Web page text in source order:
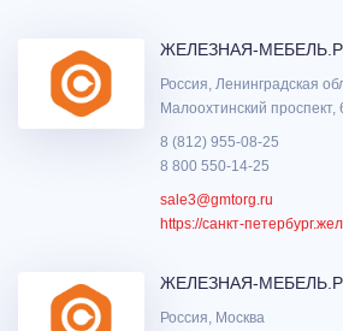
ЖЕЛЕЗНАЯ-
Россия, Ленинградская
Малоохтинский проспект,
8 (812) 955-08-25
8 800 550-14-25
sale3@gmtorg.ru
https://санкт-
ЖЕЛЕЗНАЯ-
Россия, Москва